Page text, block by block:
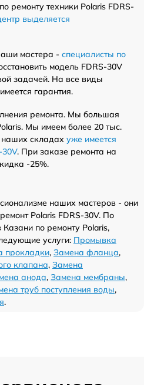
ремонту техники Polaris FDRS-
выделяется
мастера - специалисты по
модель FDRS-30V
задачей. На все виды
гарантия.
ремонта. Мы большая
Мы имеем более 20 тыс.
складах уже имеется
30V. При заказе ремонта на
-25%.
наших мастеров - они
Polaris FDRS-30V. По
по ремонту Polaris,
услуги: Промывка
прокладки, Замена фланца,
клапана, Замена
анода, Замена мембраны,
труб поступления воды,
.